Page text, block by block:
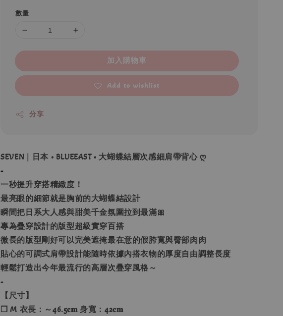
數量
加入購物車
Add to wishlist
分享
SEVEN｜日本 • BLUEEAST • 大蝴蝶結層次感細肩帶背心 ღ
-
一秒提升穿搭精緻度！
最亮眼的細節就是胸前的大蝴蝶結設計
瞬間把日系大人感與甜美千金氛圍拉到最滿🎀
專為疊穿設計的版型超級實穿百搭
微長的版型剛好可以完美遮掩最在意的假胯寬與臀部肉肉
貼心的可調式肩帶設計能隨時依據內搭衣物的厚度自由調整長度
輕鬆打造出今年最流行的高層次疊穿風格～
-
【尺寸】
❐ M 衣長：～46.5𝐜𝐦 身寬：42𝐜𝐦